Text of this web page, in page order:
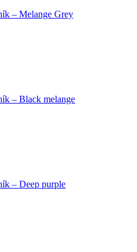
– Melange Grey
– Black melange
– Deep purple